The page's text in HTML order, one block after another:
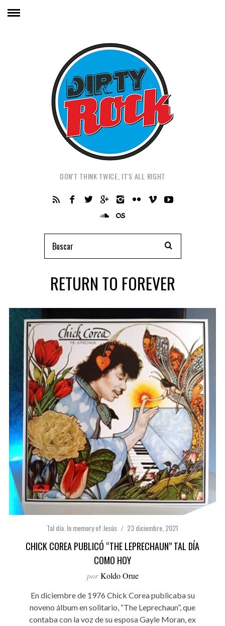
DON'T THINK TWICE, IT'S ALL RIGHT
RETURN TO FOREVER
Tal día. In memory of Jesús 23 diciembre, 2021
CHICK COREA PUBLICÓ “THE LEPRECHAUN” TAL DÍA
COMO HOY
por Koldo Orue
En diciembre de 1976 Chick Corea publicaba su
noveno álbum en solitario, “The Leprechaun”, que
contaba con la voz de su esposa Gayle Moran, ex